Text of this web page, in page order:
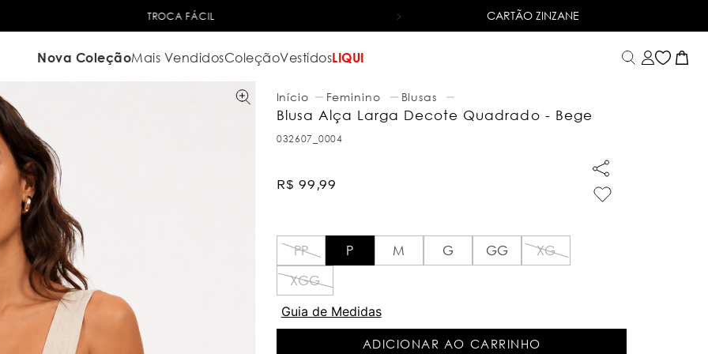
TROCA FÁCIL 6X SEM JUROSNO CARTÃO DE CRÉDITO
CARTÃO ZINZANE
Nova ColeçãoMais VendidosColeçãoVestidosLIQUI
Feminino Blusas
Blusa Alça Larga Decote Quadrado - Bege
032607_0004
R$ 99 ,99
PP P M G GG
XG
XGG
Guia de Medidas
ADICIONAR AO CARRINHO